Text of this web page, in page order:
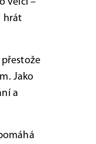
hrát
Jako
a